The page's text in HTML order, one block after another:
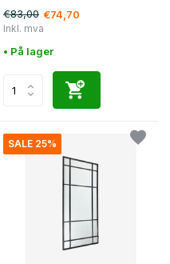
€83,00 €74,70
Inkl. mva
• På lager
SALE 25%